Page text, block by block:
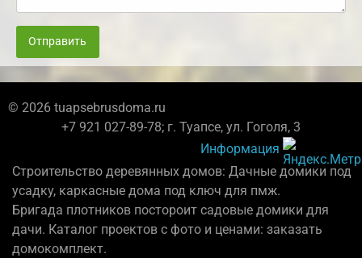
Отправить
© 2026 tuapsebrusdoma.ru
+7 921 027-89-78; г. Туапсе, ул. Гоголя, 3
Информация
Строительство деревянных домов: Дачные домики под
усадку, каркасные дома под ключ для пмж.
Бригада плотников постороит садовые домики для
дачи. Каталог проектов с фото и ценами: заказать
домокомплект.